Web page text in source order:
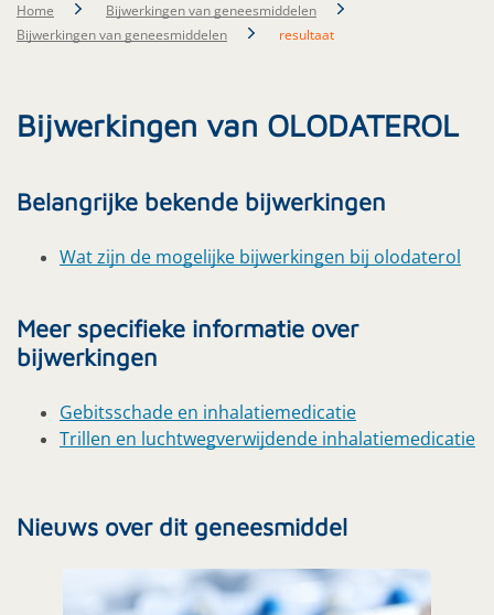
Home
Bijwerkingen van geneesmiddelen
Bijwerkingen van geneesmiddelen
resultaat
Bijwerkingen van OLODATEROL
Belangrijke bekende bijwerkingen
Wat zijn de mogelijke bijwerkingen bij olodaterol
Meer specifieke informatie over
bijwerkingen
Gebitsschade en inhalatiemedicatie
Trillen en luchtwegverwijdende inhalatiemedicatie
Nieuws over dit geneesmiddel